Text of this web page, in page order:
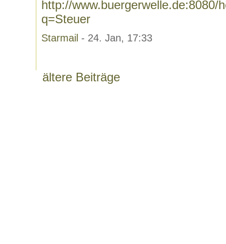
http://www.buergerwelle.de:8080/
q=Steuer
Starmail - 24. Jan, 17:33
ältere Beiträge